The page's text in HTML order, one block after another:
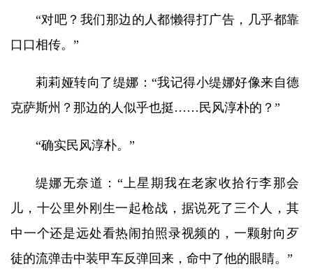
“对吧？我们那边的人都懒得打广告，几乎都靠
口口相传。”
莉莉娅转向了缇娜：“我记得小缇娜好像来自德
克萨斯州？那边的人似乎也挺……民风淳朴的？”
“确实民风淳朴。”
缇娜无奈道：“上星期我在老家收拾行李那会
儿，十公里外刚生一起枪战，据说死了三个人，其
中一个还是远处看热闹拍照录视频的，一颗射向歹
徒的流弹击中装甲车反弹回来，命中了他的眼睛。”